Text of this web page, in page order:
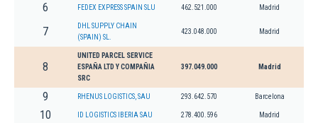
6 FEDEX EXPRESS SPAIN SLU 462.521.000 Madrid
7
DHL SUPPLY CHAIN
(SPAIN) SL.
423.048.000 Madrid
8
UNITED PARCEL SERVICE
ESPAÑA LTD Y COMPAÑIA
SRC
397.049.000 Madrid
9 RHENUS LOGISTICS, SAU 293.642.570 Barcelona
10 ID LOGISTICS IBERIA SAU 278.400.596 Madrid